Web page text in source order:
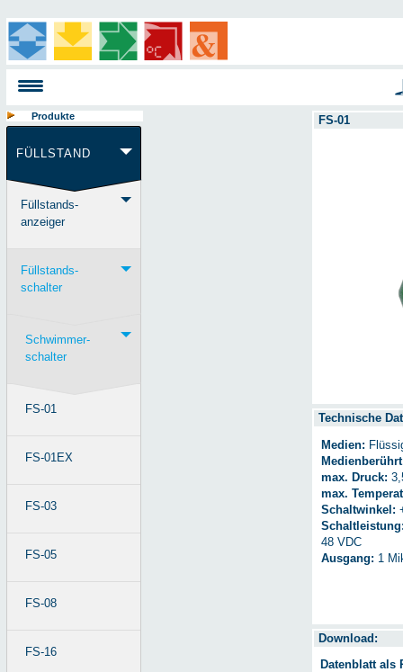
FS-01
Technische
Medien:
max. Druck:
max.
Schaltwinkel:
48 VDC
Ausgang: 1
Download:
Datenblatt als
Produkte
FÜLLSTAND
Füllstands-
anzeiger
Füllstands-
schalter
Schwimmer-
schalter
FS-01
FS-01EX
FS-03
FS-05
FS-08
FS-16